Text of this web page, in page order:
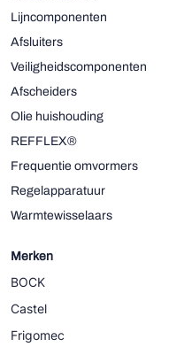
Lijncomponenten
Afsluiters
Veiligheidscomponenten
Afscheiders
Olie huishouding
REFFLEX®
Frequentie omvormers
Regelapparatuur
Warmtewisselaars
Merken
BOCK
Castel
Frigomec